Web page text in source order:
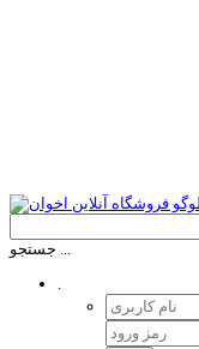
جستجو ...
.